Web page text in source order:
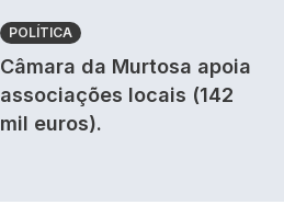
POLÍTICA
Câmara da Murtosa apoia
associações locais (142
mil euros).